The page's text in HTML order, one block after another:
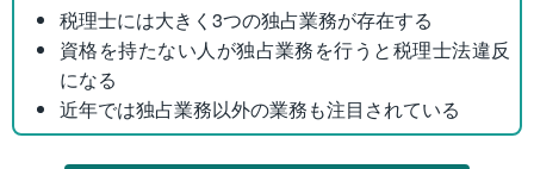
税理士には大きく3つの独占業務が存在する
資格を持たない人が独占業務を行うと税理士法違反
になる
近年では独占業務以外の業務も注目されている